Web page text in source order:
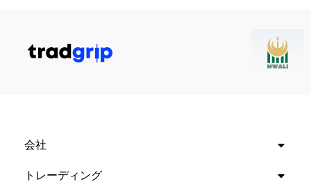
会社
トレーディング